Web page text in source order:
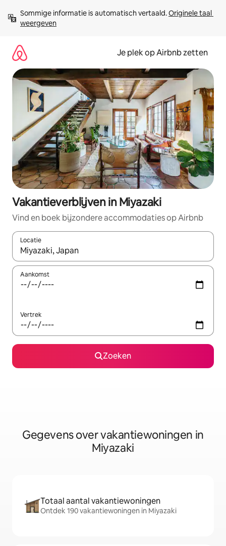
direct
naar
Sommige informatie is automatisch vertaald. Originele taal
weergeven
Je plek op Airbnb zetten
Vakantieverblijven in Miyazaki
Vind en boek bijzondere accommodaties op Airbnb
Locatie
Wanneer er resultaten beschikbaar zijn, maak je een keuze
Aankomst
Vertrek
Zoeken
Gegevens over vakantiewoningen in
Miyazaki
Totaal aantal vakantiewoningen
Ontdek 190 vakantiewoningen in Miyazaki